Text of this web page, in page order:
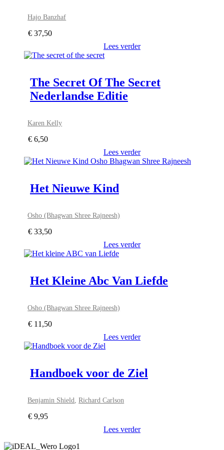
Hajo Banzhaf
€ 37,50
Lees verder
The Secret Of The Secret
Nederlandse Editie
Karen Kelly
€ 6,50
Lees verder
Het Nieuwe Kind
Osho (Bhagwan Shree Rajneesh)
€ 33,50
Lees verder
Het Kleine Abc Van Liefde
Osho (Bhagwan Shree Rajneesh)
€ 11,50
Lees verder
Handboek voor de Ziel
Benjamin Shield,Richard Carlson
€ 9,95
Lees verder